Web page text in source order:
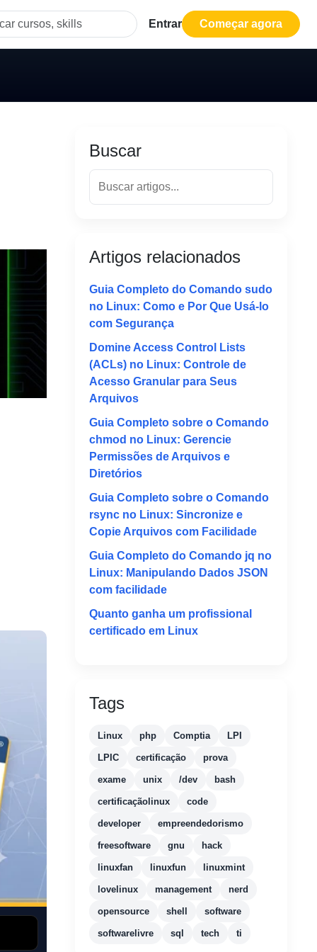
Entrar Começar agora
Buscar
Artigos relacionados
Guia Completo do Comando sudo
no Linux: Como e Por Que Usá-lo
com Segurança
Domine Access Control Lists
(ACLs) no Linux: Controle de
Acesso Granular para Seus
Arquivos
Guia Completo sobre o Comando
chmod no Linux: Gerencie
Permissões de Arquivos e
Diretórios
Guia Completo sobre o Comando
rsync no Linux: Sincronize e
Copie Arquivos com Facilidade
Guia Completo do Comando jq no
Linux: Manipulando Dados JSON
com facilidade
Quanto ganha um profissional
certificado em Linux
Tags
Linux php Comptia LPI
LPIC certificação prova
exame unix /dev bash
certificaçãolinux code
developer empreendedorismo
freesoftware gnu hack
linuxfan linuxfun linuxmint
lovelinux management nerd
opensource shell software
softwarelivre sql tech ti